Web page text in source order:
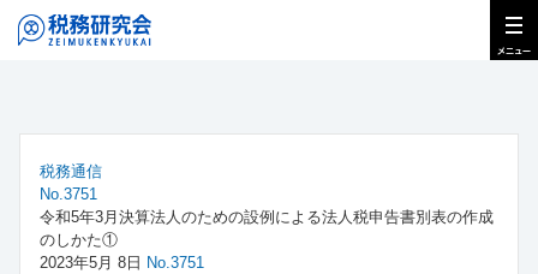
税務通信
No.3751
令和5年3月決算法人のための設例による法人税申告書別表の作成
のしかた①
2023年5月 8日 No.3751